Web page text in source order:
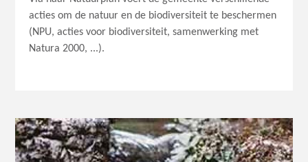
acties om de natuur en de biodiversiteit te beschermen
(NPU, acties voor biodiversiteit, samenwerking met
Natura 2000, ...).